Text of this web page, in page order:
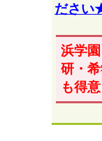
ださい
浜学
研・
も得意